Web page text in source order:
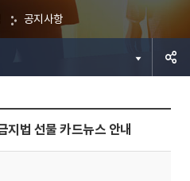
공지사항
지법 선물 카드뉴스 안내